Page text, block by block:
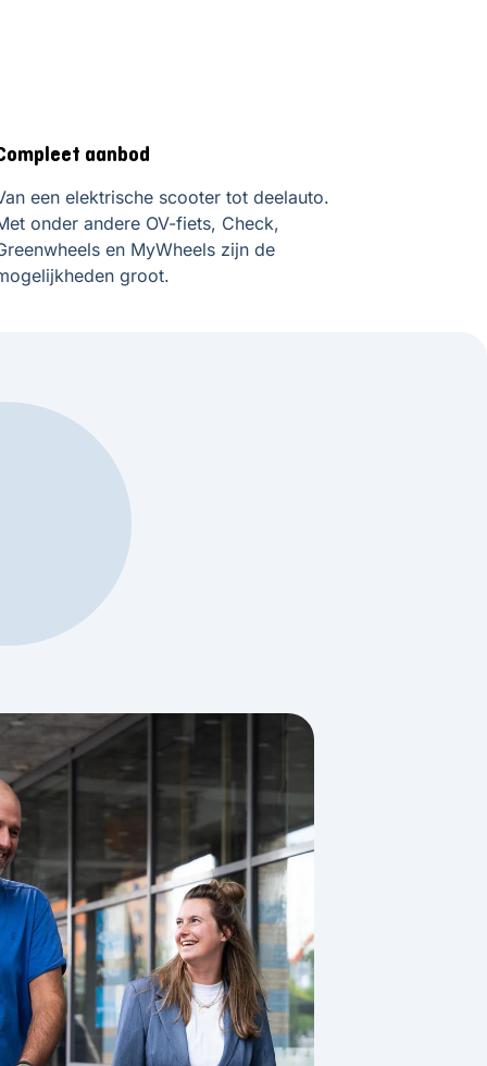
aanbod
een elektrische scooter tot deelauto.
onder andere OV-fiets, Check,
en MyWheels zijn de
groot.